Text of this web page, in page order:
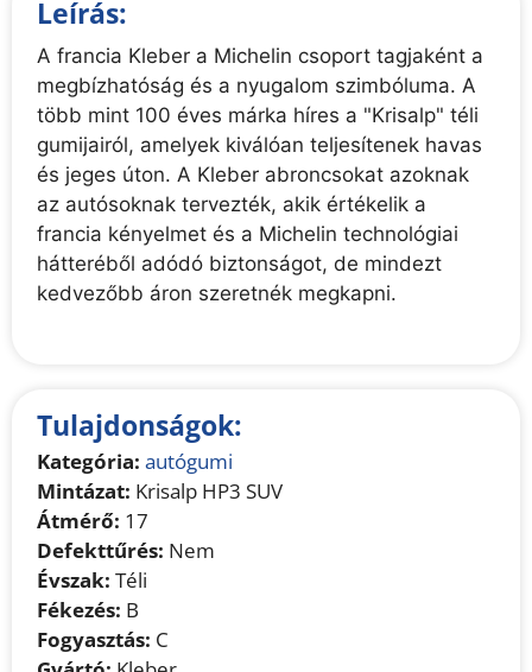
Leírás:
A francia Kleber a Michelin csoport tagjaként a
megbízhatóság és a nyugalom szimbóluma. A
több mint 100 éves márka híres a "Krisalp" téli
gumijairól, amelyek kiválóan teljesítenek havas
és jeges úton. A Kleber abroncsokat azoknak
az autósoknak tervezték, akik értékelik a
francia kényelmet és a Michelin technológiai
hátteréből adódó biztonságot, de mindezt
kedvezőbb áron szeretnék megkapni.
Tulajdonságok:
Kategória: autógumi
Mintázat: Krisalp HP3 SUV
Átmérő: 17
Defekttűrés: Nem
Évszak: Téli
Fékezés: B
Fogyasztás: C